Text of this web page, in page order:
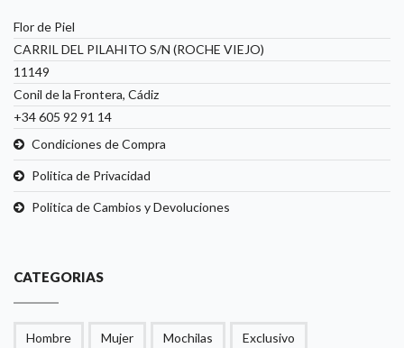
Flor de Piel
CARRIL DEL PILAHITO S/N (ROCHE VIEJO)
11149
Conil de la Frontera, Cádiz
+34 605 92 91 14
Condiciones de Compra
Politica de Privacidad
Politica de Cambios y Devoluciones
CATEGORIAS
Hombre Mujer Mochilas Exclusivo